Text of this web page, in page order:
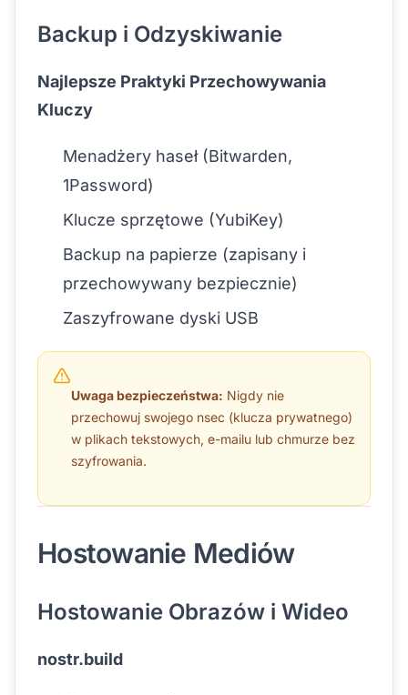
Backup i Odzyskiwanie
Najlepsze Praktyki Przechowywania
Kluczy
Menadżery haseł (Bitwarden,
1Password)
Klucze sprzętowe (YubiKey)
Backup na papierze (zapisany i
przechowywany bezpiecznie)
Zaszyfrowane dyski USB
Uwaga bezpieczeństwa: Nigdy nie
przechowuj swojego nsec (klucza prywatnego)
w plikach tekstowych, e-mailu lub chmurze bez
szyfrowania.
Hostowanie Mediów
Hostowanie Obrazów i Wideo
nostr.build